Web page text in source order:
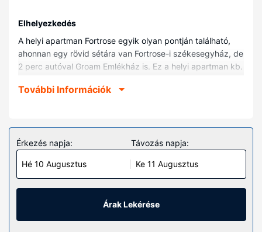
Elhelyezkedés
A helyi apartman Fortrose egyik olyan pontján található,
ahonnan egy rövid sétára van Fortrose-i székesegyház, de
2 perc autóval Groam Emlékház is. Ez a helyi apartman kb.
km-re Invernessi várkastély helyszíneitől.
Helyezze magát kényelembe a(z) apartman vendégeként.
További Információk
Érkezés napja:
Hé 10 Augusztus
Távozás napja:
Ke 11 Augusztus
Árak Lekérése